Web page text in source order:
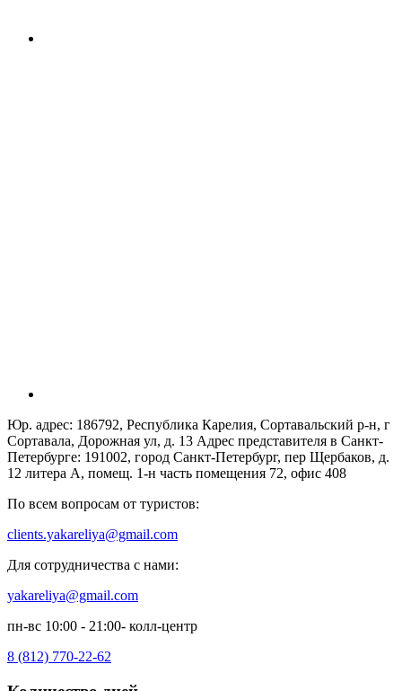
Юр. адрес: 186792, Республика Карелия, Сортавальский р-н, г
Сортавала, Дорожная ул, д. 13 Адрес представителя в Санкт-
Петербурге: 191002, город Санкт-Петербург, пер Щербаков, д.
12 литера А, помещ. 1-н часть помещения 72, офис 408
По всем вопросам от туристов:
clients.yakareliya@gmail.com
Для сотрудничества с нами:
yakareliya@gmail.com
пн-вс 10:00 - 21:00- колл-центр
8 (812) 770-22-62